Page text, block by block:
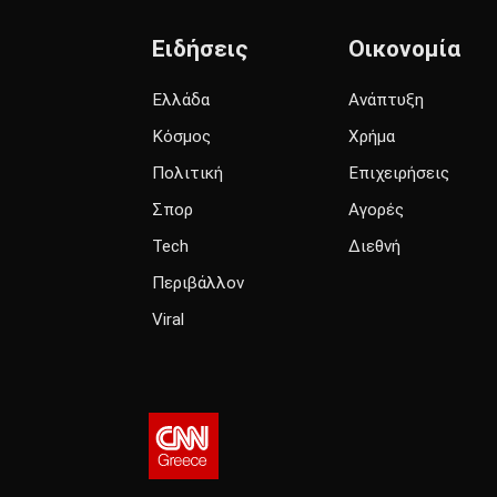
Ειδήσεις
Ελλάδα
Κόσμος
Πολιτική
Σπορ
Tech
Περιβάλλον
Viral
Οικονομία
Ανάπτυξη
Χρήμα
Επιχειρήσεις
Αγορές
Διεθνή